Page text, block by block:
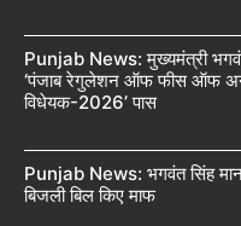
Punjab News: मुख्यमंत्री भगवंत
‘पंजाब रेगुलेशन ऑफ फीस ऑफ
विधेयक-2026’ पास
Punjab News: भगवंत सिंह
बिजली बिल किए माफ